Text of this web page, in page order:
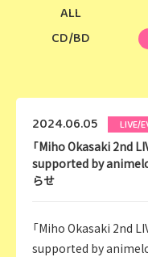
ALL
CD/BD
2024.06.05 LIVE/
「Miho Okasaki 2nd
supported by animelo
らせ
「Miho Okasaki 2nd
supported by animelo